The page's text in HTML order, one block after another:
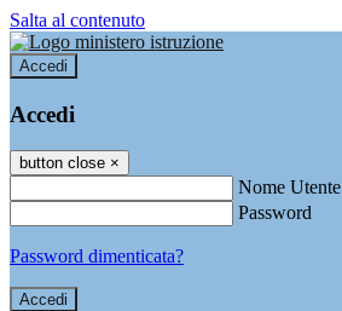
Salta al contenuto
Accedi
Accedi
button close ×
Nome Utente
Password
Password dimenticata?